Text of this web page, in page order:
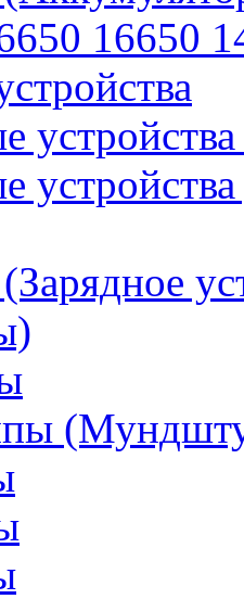
16650